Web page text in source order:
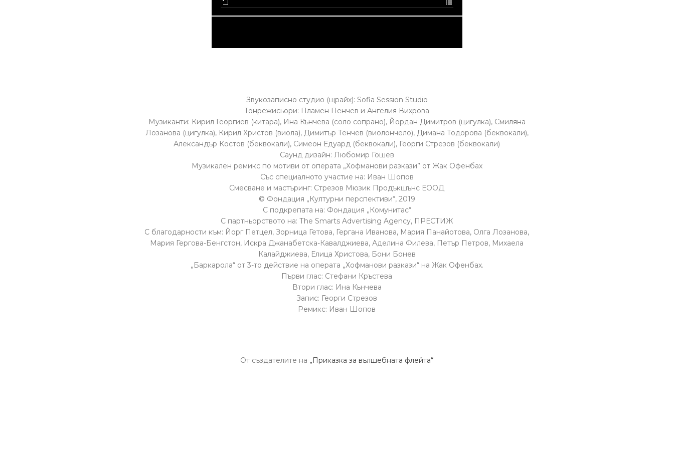
Звукозаписно студио (щрайх): Sofia Session Studio
Тонрежисьори: Пламен Пенчев и Ангелия Вихрова
Музиканти: Кирил Георгиев (китара), Ина Кънчева (соло сопрано), Йордан Димитров (цигулка), Смиляна
Лозанова (цигулка), Кирил Христов (виола), Димитър Тенчев (виолончело), Димана Тодорова (беквокали),
Александър Костов (беквокали), Симеон Едуард (беквокали), Георги Стрезов (беквокали)
Саунд дизайн: Любомир Гошев
Музикален ремикс по мотиви от операта „Хофманови разкази” от Жак Офенбах
Със специалното участие на: Иван Шопов
Смесване и мастъринг: Стрезов Мюзик Продъкшънс ЕООД
© Фондация „Културни перспективи“, 2019
С подкрепата на: Фондация „Комунитас“
С партньорството на: Тhe Smarts Advertising Agency, ПРЕСТИЖ
С благодарности към: Йорг Петцел, Зорница Гетова, Гергана Иванова, Мария Панайотова, Олга Лозанова,
Мария Гергова-Бенгстон, Искра Джанабетска-Кавалджиева, Аделина Филева, Петър Петров, Михаела
Калайджиева, Елица Христова, Бони Бонев
„Баркарола“ от 3-то действие на операта „Хофманови разкази“ на Жак Офенбах.
Първи глас: Стефани Кръстева
Втори глас: Ина Кънчева
Запис: Георги Стрезов
Ремикс: Иван Шопов
От създателите на „Приказка за вълшебната флейта“